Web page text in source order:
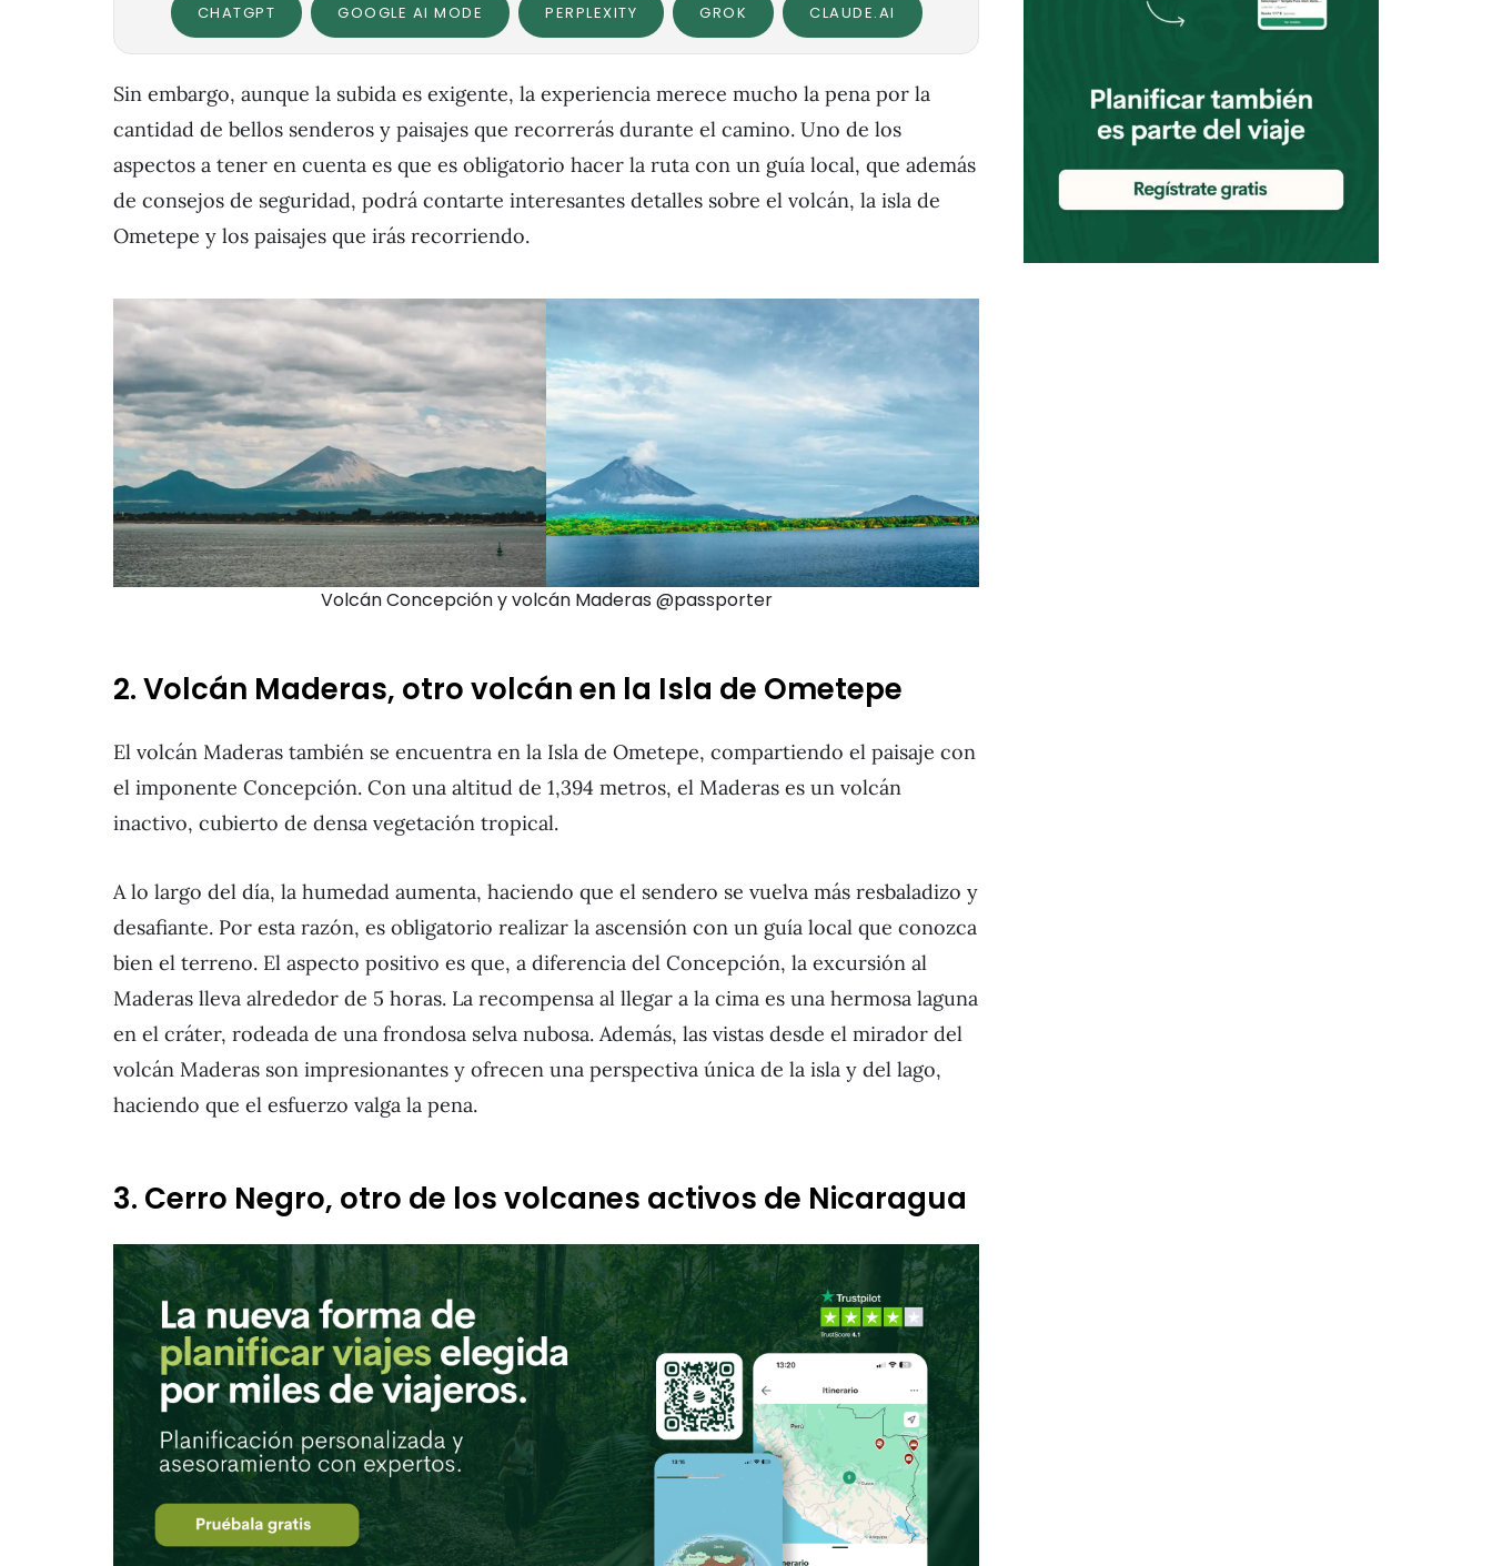
CHATGPT GOOGLE AI MODE PERPLEXITY GROK CLAUDE.AI
Sin embargo, aunque la subida es exigente, la experiencia merece mucho la pena por la
cantidad de bellos senderos y paisajes que recorrerás durante el camino. Uno de los
aspectos a tener en cuenta es que es obligatorio hacer la ruta con un guía local, que además
de consejos de seguridad, podrá contarte interesantes detalles sobre el volcán, la isla de
Ometepe y los paisajes que irás recorriendo.
Volcán Concepción y volcán Maderas @passporter
2. Volcán Maderas, otro volcán en la Isla de Ometepe
El volcán Maderas también se encuentra en la Isla de Ometepe, compartiendo el paisaje con
el imponente Concepción. Con una altitud de 1,394 metros, el Maderas es un volcán
inactivo, cubierto de densa vegetación tropical.
A lo largo del día, la humedad aumenta, haciendo que el sendero se vuelva más resbaladizo y
desafiante. Por esta razón, es obligatorio realizar la ascensión con un guía local que conozca
bien el terreno. El aspecto positivo es que, a diferencia del Concepción, la excursión al
Maderas lleva alrededor de 5 horas. La recompensa al llegar a la cima es una hermosa laguna
en el cráter, rodeada de una frondosa selva nubosa. Además, las vistas desde el mirador del
volcán Maderas son impresionantes y ofrecen una perspectiva única de la isla y del lago,
haciendo que el esfuerzo valga la pena.
3. Cerro Negro, otro de los volcanes activos de Nicaragua